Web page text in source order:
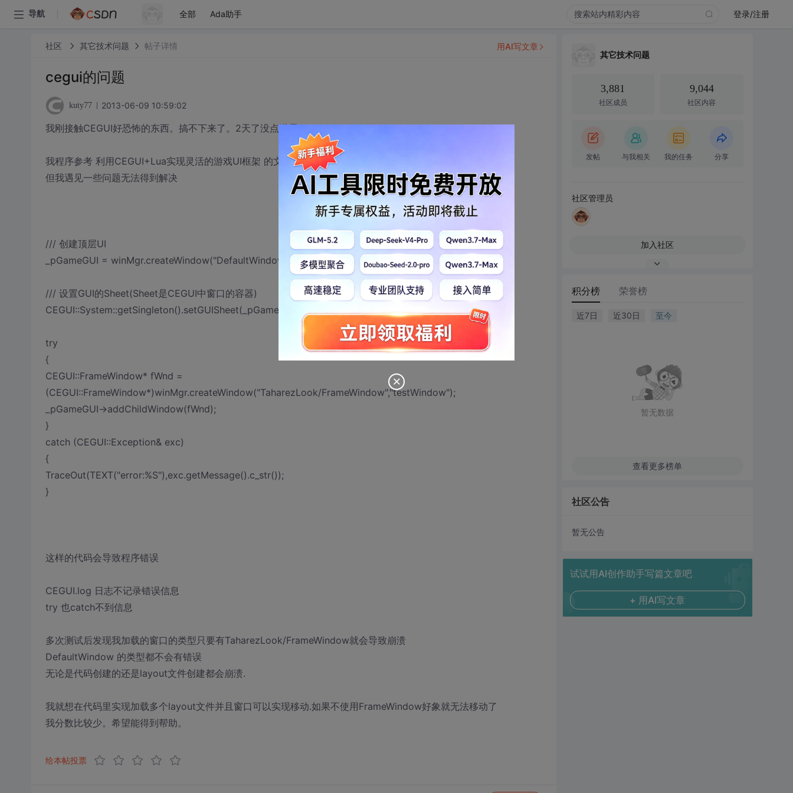
导航 全部 Ada助手 登录/注册
社区 其它技术问题 帖子详情
cegui的问题
kuty77 2013-06-09 10:59:02
我刚接触CEGUI好恐怖的东西。搞不下来了。2天了没点进展
我程序参考 利用CEGUI+Lua实现灵活的游戏UI框架 的文章把代码写了
但我遇见一些问题无法得到解决
/// 创建顶层UI
_pGameGUI = winMgr.createWindow("DefaultWindow", "root_ui");
/// 设置GUI的Sheet(Sheet是CEGUI中窗口的容器)
CEGUI::System::getSingleton().setGUISheet(_pGameGUI);
try
{
CEGUI::FrameWindow* fWnd =
(CEGUI::FrameWindow*)winMgr.createWindow("TaharezLook/FrameWindow","testWindow");
_pGameGUI->addChildWindow(fWnd);
}
catch (CEGUI::Exception& exc)
{
TraceOut(TEXT("error:%S"),exc.getMessage().c_str());
}
这样的代码会导致程序错误
CEGUI.log 日志不记录错误信息
try 也catch不到信息
多次测试后发现我加载的窗口的类型只要有TaharezLook/FrameWindow就会导致崩溃
DefaultWindow 的类型都不会有错误
无论是代码创建的还是layout文件创建都会崩溃.
我就想在代码里实现加载多个layout文件并且窗口可以实现移动.如果不使用FrameWindow好象就无法移动了
我分数比较少。希望能得到帮助。
给本帖投票
用AI写文章
其它技术问题
3,881
社区成员
9,044
社区内容
发帖 与我相关 我的任务 分享
社区管理员
加入社区
积分榜 荣誉榜
近7日 近30日 至今
暂无数据
查看更多榜单
社区公告
暂无公告
试试用AI创作助手写篇文章吧
+ 用AI写文章